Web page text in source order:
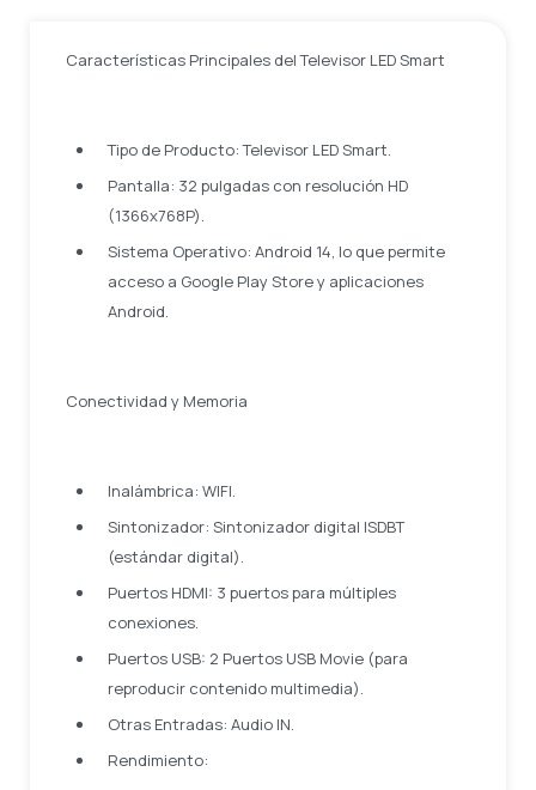
Características Principales del Televisor LED Smart
Tipo de Producto: Televisor LED Smart.
Pantalla: 32 pulgadas con resolución HD
(1366x768P).
Sistema Operativo: Android 14, lo que permite
acceso a Google Play Store y aplicaciones
Android.
Conectividad y Memoria
Inalámbrica: WIFI.
Sintonizador: Sintonizador digital ISDBT
(estándar digital).
Puertos HDMI: 3 puertos para múltiples
conexiones.
Puertos USB: 2 Puertos USB Movie (para
reproducir contenido multimedia).
Otras Entradas: Audio IN.
Rendimiento: